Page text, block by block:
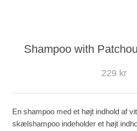
Shampoo with
229 kr
En shampoo med et højt indhold af
skælshampoo indeholder et højt